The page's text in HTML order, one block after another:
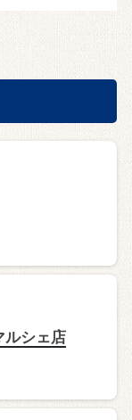
ルシェ店